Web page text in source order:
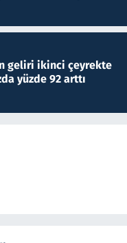
geliri ikinci çeyrekte
yüzde 92 arttı